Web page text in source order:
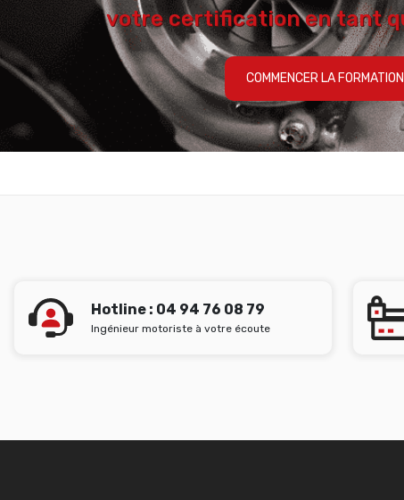
votre certification en tant
COMMENCER LA FORMATION
Hotline : 04 94 76 08 79
Ingénieur motoriste à votre écoute